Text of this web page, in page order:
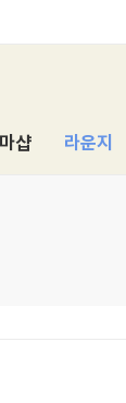
샵 라운지